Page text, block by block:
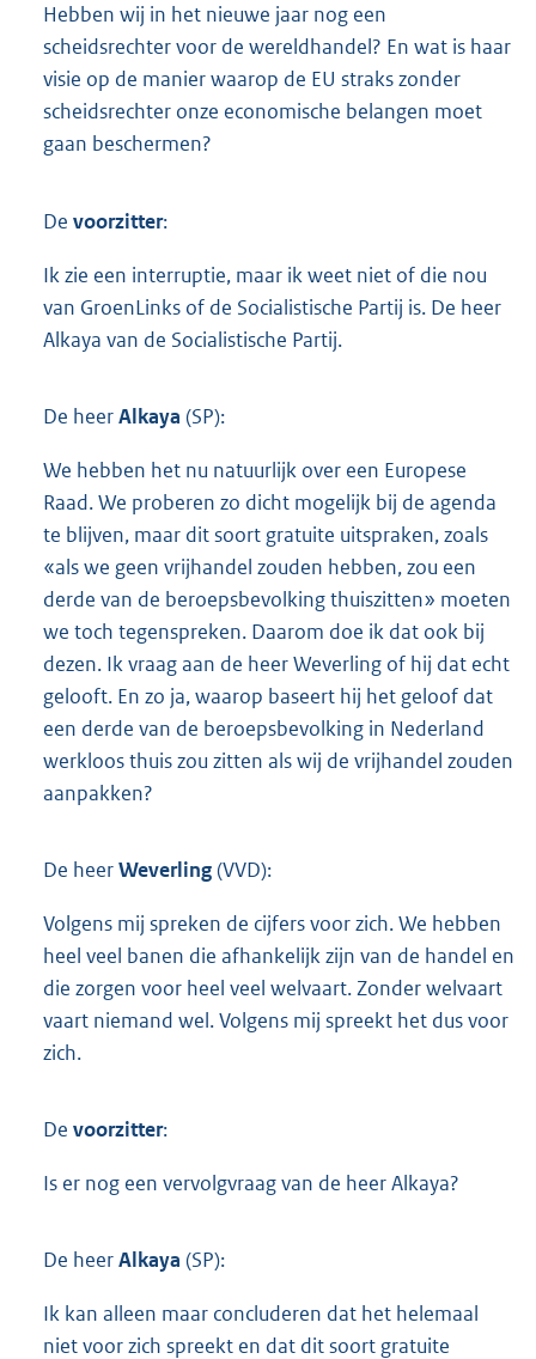
Hebben wij in het nieuwe jaar nog een
scheidsrechter voor de wereldhandel? En wat is haar
visie op de manier waarop de EU straks zonder
scheidsrechter onze economische belangen moet
gaan beschermen?
De voorzitter:
Ik zie een interruptie, maar ik weet niet of die nou
van GroenLinks of de Socialistische Partij is. De heer
Alkaya van de Socialistische Partij.
De heerAlkaya (SP):
We hebben het nu natuurlijk over een Europese
Raad. We proberen zo dicht mogelijk bij de agenda
te blijven, maar dit soort gratuite uitspraken, zoals
«als we geen vrijhandel zouden hebben, zou een
derde van de beroepsbevolking thuiszitten» moeten
we toch tegenspreken. Daarom doe ik dat ook bij
dezen. Ik vraag aan de heer Weverling of hij dat echt
gelooft. En zo ja, waarop baseert hij het geloof dat
een derde van de beroepsbevolking in Nederland
werkloos thuis zou zitten als wij de vrijhandel zouden
aanpakken?
De heerWeverling(VVD):
Volgens mij spreken de cijfers voor zich. We hebben
heel veel banen die afhankelijk zijn van de handel en
die zorgen voor heel veel welvaart. Zonder welvaart
vaart niemand wel. Volgens mij spreekt het dus voor
zich.
De voorzitter:
Is er nog een vervolgvraag van de heer Alkaya?
De heerAlkaya (SP):
Ik kan alleen maar concluderen dat het helemaal
niet voor zich spreekt en dat dit soort gratuite